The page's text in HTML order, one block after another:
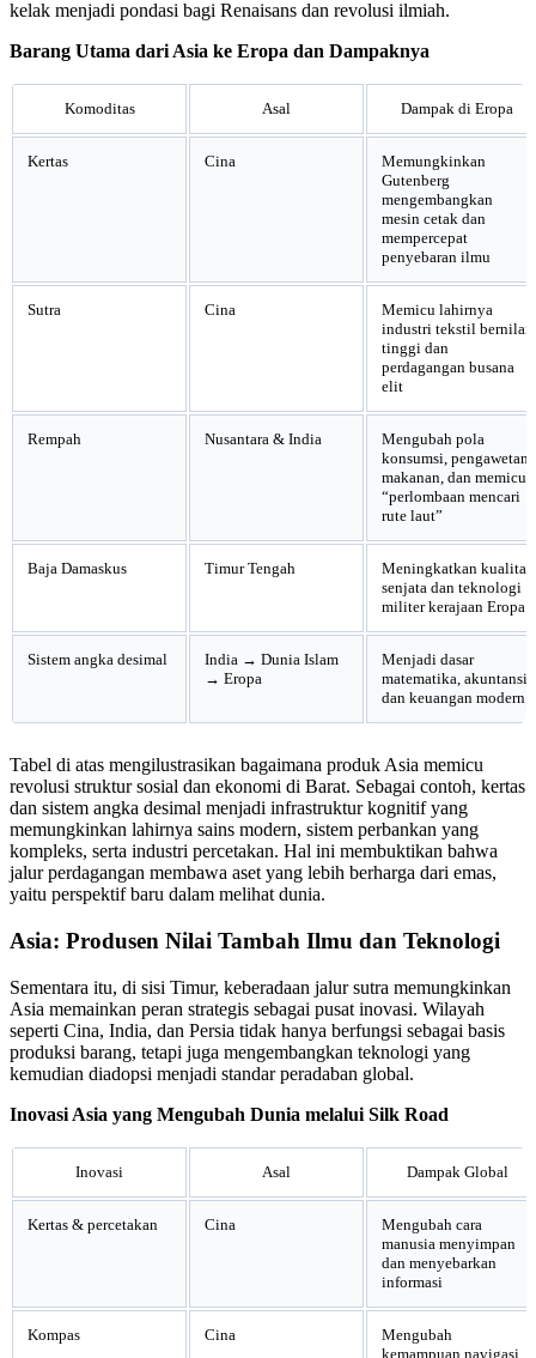
kelak menjadi pondasi bagi Renaisans dan revolusi ilmiah.
Barang Utama dari Asia ke Eropa dan Dampaknya
Komoditas Asal Dampak di Eropa
Kertas Cina
Memungkinkan
Gutenberg
mengembangkan
mesin cetak dan
mempercepat
penyebaran ilmu
Sutra Cina
Memicu lahirnya
industri tekstil bernilai
tinggi dan
perdagangan busana
elit
Rempah Nusantara & India
Mengubah pola
konsumsi, pengawetan
makanan, dan memicu
“perlombaan mencari
rute laut”
Baja Damaskus Timur Tengah
Meningkatkan kualitas
senjata dan teknologi
militer kerajaan Eropa
Sistem angka desimal
India → Dunia Islam
→ Eropa
Menjadi dasar
matematika, akuntansi,
dan keuangan modern
Tabel di atas mengilustrasikan bagaimana produk Asia memicu
revolusi struktur sosial dan ekonomi di Barat. Sebagai contoh, kertas
dan sistem angka desimal menjadi infrastruktur kognitif yang
memungkinkan lahirnya sains modern, sistem perbankan yang
kompleks, serta industri percetakan. Hal ini membuktikan bahwa
jalur perdagangan membawa aset yang lebih berharga dari emas,
yaitu perspektif baru dalam melihat dunia.
Asia: Produsen Nilai Tambah Ilmu dan Teknologi
Sementara itu, di sisi Timur, keberadaan jalur sutra memungkinkan
Asia memainkan peran strategis sebagai pusat inovasi. Wilayah
seperti Cina, India, dan Persia tidak hanya berfungsi sebagai basis
produksi barang, tetapi juga mengembangkan teknologi yang
kemudian diadopsi menjadi standar peradaban global.
Inovasi Asia yang Mengubah Dunia melalui Silk Road
Inovasi Asal Dampak Global
Kertas & percetakan Cina
Mengubah cara
manusia menyimpan
dan menyebarkan
informasi
Kompas Cina
Mengubah
kemampuan navigasi